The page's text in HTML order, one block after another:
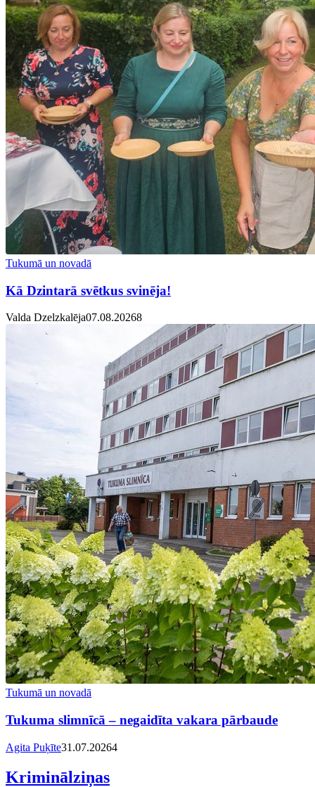
Tukumā un novadā
Kā Dzintarā svētkus svinēja!
Valda Dzelzkalēja07.08.20268
Tukumā un novadā
Tukuma slimnīcā – negaidīta vakara pārbaude
Agita Puķīte31.07.20264
Kriminālziņas